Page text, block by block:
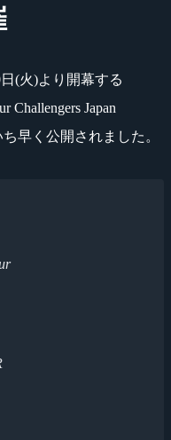
(火)より開幕する
Challengers Japan
早く公開されました。